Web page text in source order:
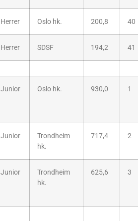
Herrer Oslo hk. 200,8 40
Herrer SDSF 194,2 41
Junior Oslo hk. 930,0 1
Junior
Trondheim
hk.
717,4 2
Junior
Trondheim
hk.
625,6 3